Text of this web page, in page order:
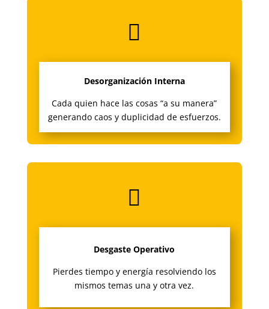

Desorganización Interna
Cada quien hace las cosas “a su manera”
generando caos y duplicidad de esfuerzos.

Desgaste Operativo
Pierdes tiempo y energía resolviendo los
mismos temas una y otra vez.